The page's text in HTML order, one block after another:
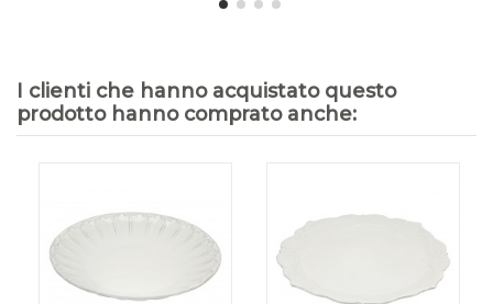
I clienti che hanno acquistato questo
prodotto hanno comprato anche: